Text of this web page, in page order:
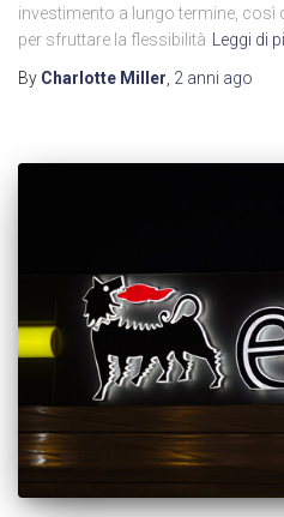
investimento a lungo termine, così
per sfruttare la flessibilità
Leggi di
By Charlotte Miller 2 anni ago